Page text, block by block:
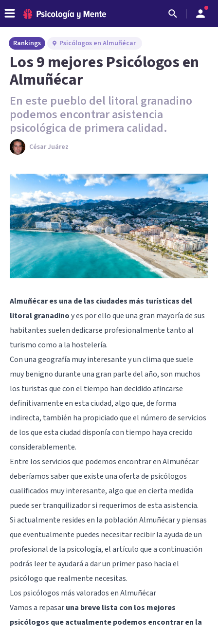
Rankings Psicólogos en Almuñécar
Los 9 mejores Psicólogos en
Almuñécar
En este pueblo del litoral granadino
podemos encontrar asistencia
psicológica de primera calidad.
César Juárez
Almuñécar es una de las ciudades más turísticas del
litoral granadinoy es por ello que una gran mayoría de sus
habitantes suelen dedicarse profesionalmente tanto al
turismo como a la hostelería.
Con una geografía muy interesante y un clima que suele
muy benigno durante una gran parte del año, son muchos
los turistas que con el tiempo han decidido afincarse
definitivamente en esta ciudad, algo que, de forma
indirecta, también ha propiciado que el número de servicios
de los que esta ciudad disponía con tiempo haya crecido
considerablemente.
Entre los servicios que podemos encontrar en Almuñécar
deberíamos saber que existe una oferta de psicólogos
cualificados muy interesante, algo que en cierta medida
puede ser tranquilizador si requerimos de esta asistencia.
Si actualmente resides en la población Almuñécar y piensas
que eventualmente puedes necesitar recibir la ayuda de un
profesional de la psicología, el artículo que a continuación
podrás leer te ayudará a dar un primer paso hacia el
psicólogo que realmente necesitas.
Los psicólogos más valorados en Almuñécar
Vamos a repasaruna breve lista con los mejores
psicólogos que actualmente podemos encontrar en la